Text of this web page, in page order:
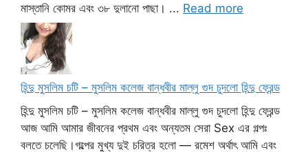
মাস্তানি কোমর এবং ৩৮ দুলানো পাছা। ... Read more
হিন্দু মুসলিম চটি – মুসলিম কলেজ বান্ধবীর মাল্লু গুদ চুদলো হিন্দু ফ্রেন্ড
হিন্দু মুসলিম চটি – মুসলিম কলেজ বান্ধবীর মাল্লু গুদ চুদলো হিন্দু ফ্রেন্ড
আজ আমি আমার জীবনের প্রথম এবং অন্যতম সেরা Sex এর গল্পঃ
বলতে চলেছি।গল্পের মুখ্য দুই চরিত্র হলো — রমেশ অর্থাৎ আমি এবং